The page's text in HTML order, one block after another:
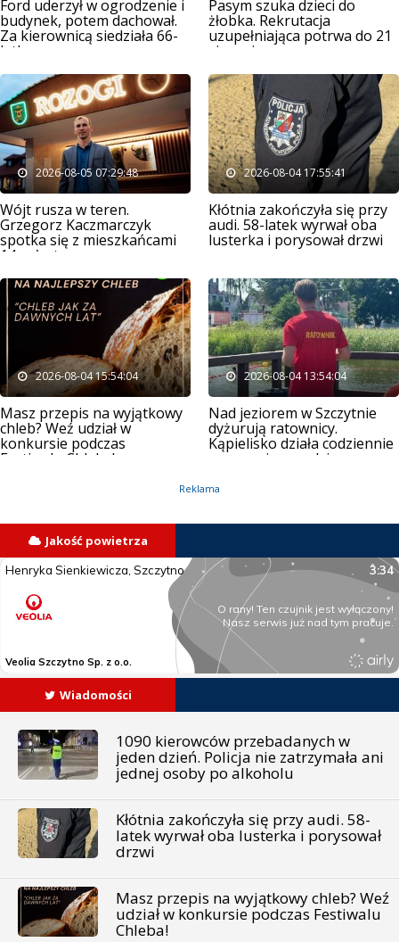
Ford uderzył w ogrodzenie i
budynek, potem dachował.
Za kierownicą siedziała 66-
latka
Pasym szuka dzieci do
żłobka. Rekrutacja
uzupełniająca potrwa do 21
sierpnia
2026-08-05 07:29:48
Wójt rusza w teren.
Grzegorz Kaczmarczyk
spotka się z mieszkańcami
14 sołectw
2026-08-04 17:55:41
Kłótnia zakończyła się przy
audi. 58-latek wyrwał oba
lusterka i porysował drzwi
2026-08-04 15:54:04
Masz przepis na wyjątkowy
chleb? Weź udział w
konkursie podczas
Festiwalu Chleba!
2026-08-04 13:54:04
Nad jeziorem w Szczytnie
dyżurują ratownicy.
Kąpielisko działa codziennie
przez osiem godzin
Reklama
Jakość powietrza
Wiadomości
1090 kierowców przebadanych w
jeden dzień. Policja nie zatrzymała ani
jednej osoby po alkoholu
Kłótnia zakończyła się przy audi. 58-
latek wyrwał oba lusterka i porysował
drzwi
Masz przepis na wyjątkowy chleb? Weź
udział w konkursie podczas Festiwalu
Chleba!